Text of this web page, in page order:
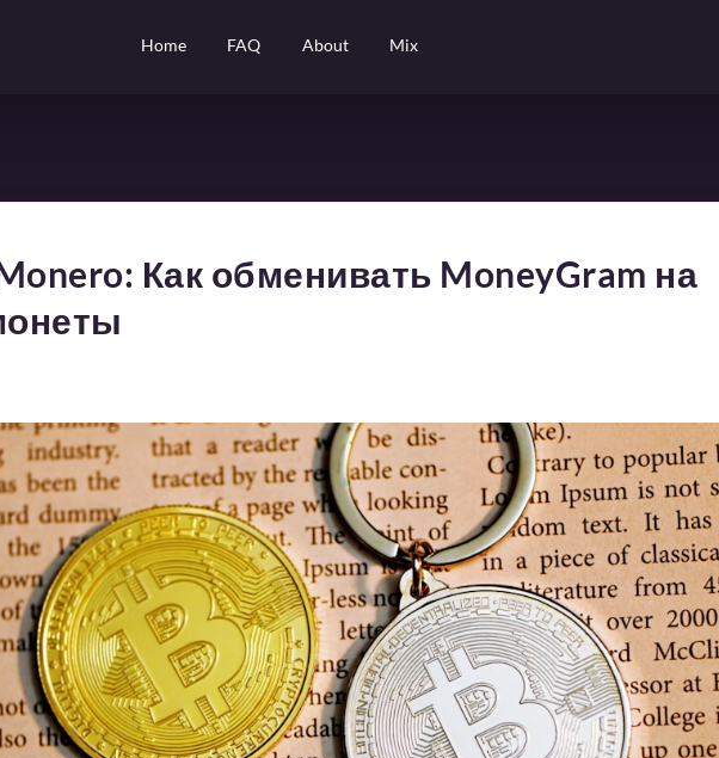
Home FAQ About Mix
Как обменивать MoneyGram на